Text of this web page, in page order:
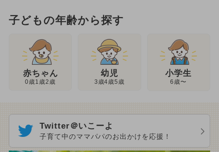
子どもの年齢から探す
赤ちゃん
0歳1歳2歳
幼児
3歳4歳5歳
小学生
6歳〜
Twitter＠いこーよ
子育て中のママパパのお出かけを応援！